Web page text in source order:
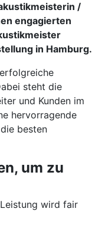
/
engagierten
in Hamburg.
steht die
und Kunden im
hervorragende
besten
um zu
wird fair